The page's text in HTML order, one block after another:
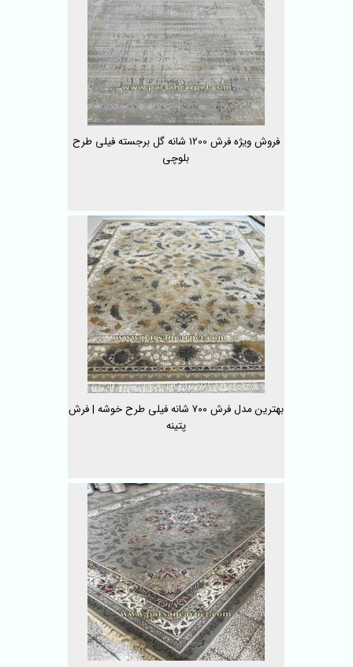
فروش ویژه فرش 1200 شانه گل برجسته فیلی طرح
بلوچی
بهترین مدل‌ فرش ۷۰۰ شانه فیلی طرح خوشه | فرش
پتینه